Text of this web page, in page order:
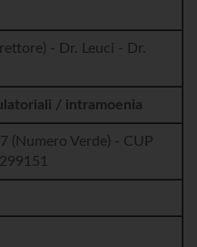
- Dr. Leuci - Dr.
/ intramoenia
(Numero Verde) - CUP